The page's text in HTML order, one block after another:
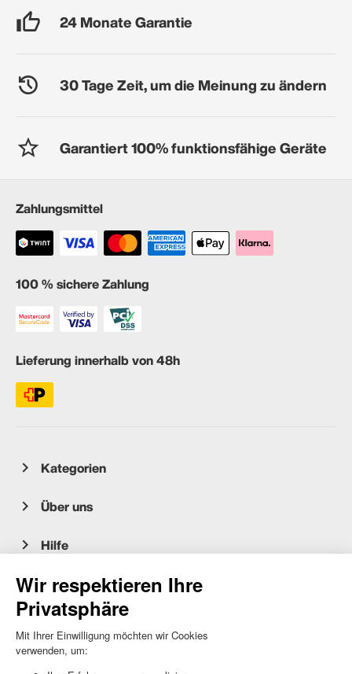
24 Monate Garantie
30 Tage Zeit, um die Meinung zu ändern
Garantiert 100% funktionsfähige Geräte
Zahlungsmittel
100 % sichere Zahlung
Lieferung innerhalb von 48h
Kategorien
Über uns
Hilfe
Kundenservice
occasion.migros.mobile@recommerce.com
Montag-Freitag 08:00-17:00